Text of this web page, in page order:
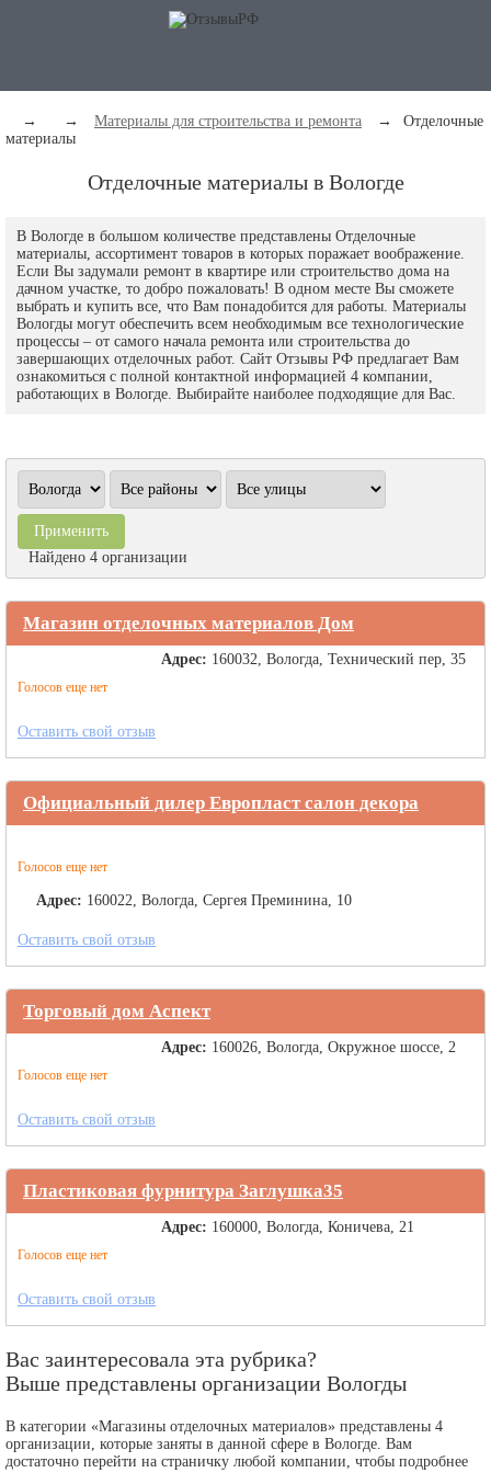
→ → Материалы для строительства и ремонта →
Отделочные
материалы
Отделочные материалы в Вологде
В Вологде в большом количестве представлены Отделочные
материалы, ассортимент товаров в которых поражает воображение.
Если Вы задумали ремонт в квартире или строительство дома на
дачном участке, то добро пожаловать! В одном месте Вы сможете
выбрать и купить все, что Вам понадобится для работы. Материалы
Вологды могут обеспечить всем необходимым все технологические
процессы – от самого начала ремонта или строительства до
завершающих отделочных работ. Сайт Отзывы РФ предлагает Вам
ознакомиться с полной контактной информацией 4 компании,
работающих в Вологде. Выбирайте наиболее подходящие для Вас.
Найдено 4 организации
Магазин отделочных материалов Дом
Голосов еще нет
Адрес: 160032, Вологда, Технический пер, 35
Оставить свой отзыв
Официальный дилер Европласт салон декора
Голосов еще нет
Адрес: 160022, Вологда, Сергея Преминина, 10
Оставить свой отзыв
Торговый дом Аспект
Голосов еще нет
Адрес: 160026, Вологда, Окружное шоссе, 2
Оставить свой отзыв
Пластиковая фурнитура Заглушка35
Голосов еще нет
Адрес: 160000, Вологда, Коничева, 21
Оставить свой отзыв
Вас заинтересовала эта рубрика?
Выше представлены организации Вологды
В категории «Магазины отделочных материалов» представлены 4
организации, которые заняты в данной сфере в Вологде. Вам
достаточно перейти на страничку любой компании, чтобы подробнее